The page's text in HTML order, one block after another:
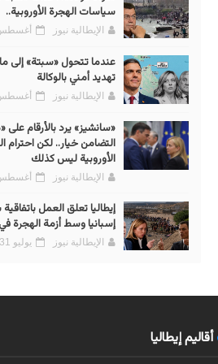
سياسات الهجرة الأوروبية..
الإيطالية نيوز أغسطس 02,
عندما تتحول «سبتة» إلى
تهديد أمني بالوكالة
الإيطالية نيوز أغسطس 01,
«سانشيز» يرد بالأرقام على
التضامن خيار.. لكن احترام
الأوروبية ليس كذلك
الإيطالية نيوز أغسطس 01,
إيطاليا تعلق العمل
إسبانيا وسط أزمة الهجرة
الإيطالية نيوز يوليو 31, 2026
أقاليم إيطاليا